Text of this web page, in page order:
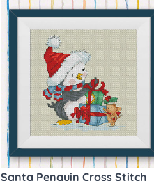
Santa Penguin Cross Stitch